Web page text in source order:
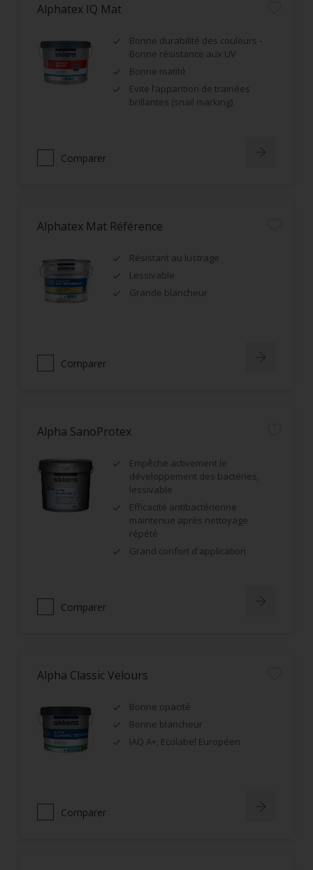
Alphatex IQ Mat
Bonne durabilité des couleurs -
Bonne résistance aux UV
Bonne matité
Evite l’apparition de trainées
brillantes (snail marking)
Comparer
Alphatex Mat Référence
Résistant au lustrage
Lessivable
Grande blancheur
Comparer
Alpha SanoProtex
Empêche activement le
développement des bactéries,
lessivable
Efficacité antibactérienne
maintenue après nettoyage
répété
Grand confort d'application
Comparer
Alpha Classic Velours
Bonne opacité
Bonne blancheur
IAQ A+, Ecolabel Européen
Comparer